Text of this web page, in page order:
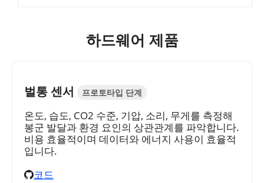
하드웨어 제품
벌통 센서 프로토타입 단계
온도, 습도, CO2 수준, 기압, 소리, 무게를 측정해
봉군 발달과 환경 요인의 상관관계를 파악합니다.
비용 효율적이며 데이터와 에너지 사용이 효율적
입니다.
코드